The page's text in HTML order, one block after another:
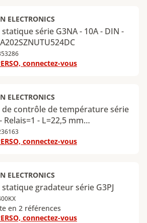
ELECTRONICS
statique série G3NA - 10A - DIN -
connectez-vous
ELECTRONICS
de contrôle de température série
Relais=1 - L=22,5 mm
connectez-vous
ELECTRONICS
statique gradateur série G3PJ
en 2 références
connectez-vous